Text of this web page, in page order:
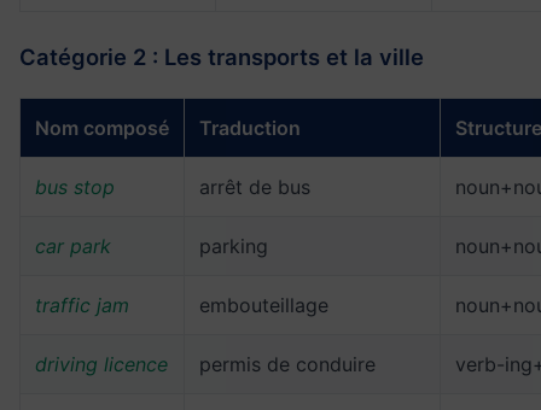
Catégorie 2 : Les transports et la ville
Nom composé Traduction Structure
bus stop arrêt de bus
car park parking
traffic jam embouteillage
driving licence permis de conduire verb-